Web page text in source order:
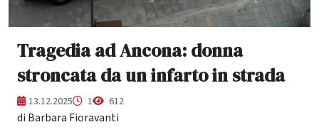
Tragedia ad Ancona: donna
stroncata da un infarto in strada
13.12.2025 1 612
di Barbara Fioravanti